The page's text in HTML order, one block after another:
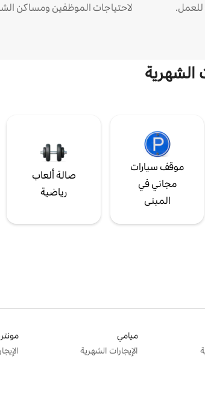
لاحتياجات الموظفين ومساكن
الشهرية
موقف سيارات
مجاني في
المبنى
صالة ألعاب
رياضية
ميامي
الإيجارات الشهرية